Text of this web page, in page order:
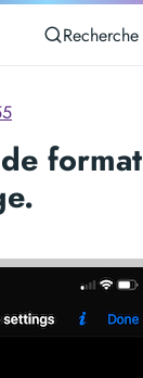
Recherche
format